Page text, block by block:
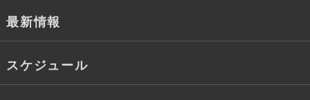
最新情報
スケジュール